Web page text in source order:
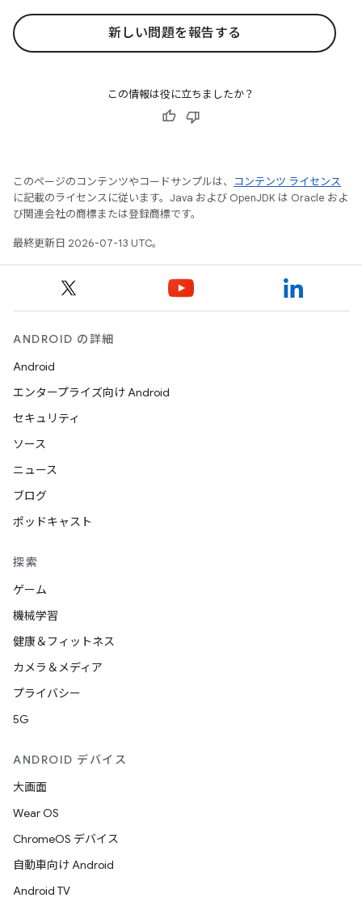
新しい問題を報告する
この情報は役に立ちましたか？
このページのコンテンツやコードサンプルは、
コンテンツ ライセンス
に記載のライセンスに従います。Java および OpenJDK は Oracle およ
び関連会社の商標または登録商標です。
最終更新日 2026-07-13 UTC。
ANDROID の詳細
Android
エンタープライズ向け Android
セキュリティ
ソース
ニュース
ブログ
ポッドキャスト
探索
ゲーム
機械学習
健康＆フィットネス
カメラ＆メディア
プライバシー
5G
ANDROID デバイス
大画面
Wear OS
ChromeOS デバイス
自動車向け Android
Android TV